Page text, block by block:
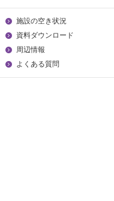
施設の空き状況
資料ダウンロード
周辺情報
よくある質問